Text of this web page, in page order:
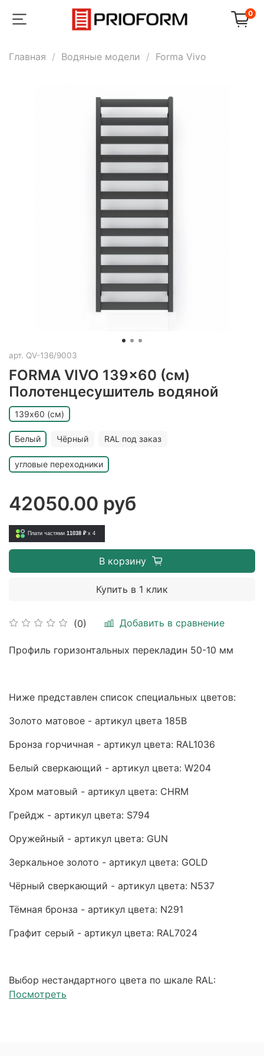
0
Главная Водяные модели Forma Vivo
арт. QV-136/9003
FORMA VIVO 139x60 (см)
Полотенцесушитель водяной
(0) Добавить в сравнение
139х60 (см)
Белый Чёрный RAL под заказ
угловые переходники
42050.00 руб
Плати частями 11038 ₽ x 4
В корзину
Купить в 1 клик
Профиль горизонтальных перекладин 50-10 мм
Ниже представлен список специальных цветов:
Золото матовое - артикул цвета 185B
Бронза горчичная - артикул цвета: RAL1036
Белый сверкающий - артикул цвета: W204
Хром матовый - артикул цвета: CHRM
Грейдж - артикул цвета: S794
Оружейный - артикул цвета: GUN
Зеркальное золото - артикул цвета: GOLD
Чёрный сверкающий - артикул цвета: N537
Тёмная бронза - артикул цвета: N291
Графит серый - артикул цвета: RAL7024
Выбор нестандартного цвета по шкале RAL:
Посмотреть